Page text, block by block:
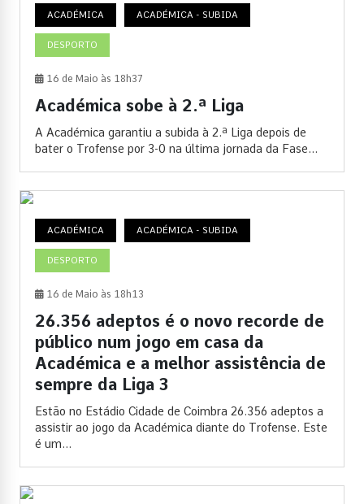
ACADÉMICA ACADÉMICA - SUBIDA
DESPORTO
16 de Maio às 18h37
Académica sobe à 2.ª Liga
A Académica garantiu a subida à 2.ª Liga depois de
bater o Trofense por 3-0 na última jornada da Fase...
ACADÉMICA ACADÉMICA - SUBIDA
DESPORTO
16 de Maio às 18h13
26.356 adeptos é o novo recorde de
público num jogo em casa da
Académica e a melhor assistência de
sempre da Liga 3
Estão no Estádio Cidade de Coimbra 26.356 adeptos a
assistir ao jogo da Académica diante do Trofense. Este
é um...